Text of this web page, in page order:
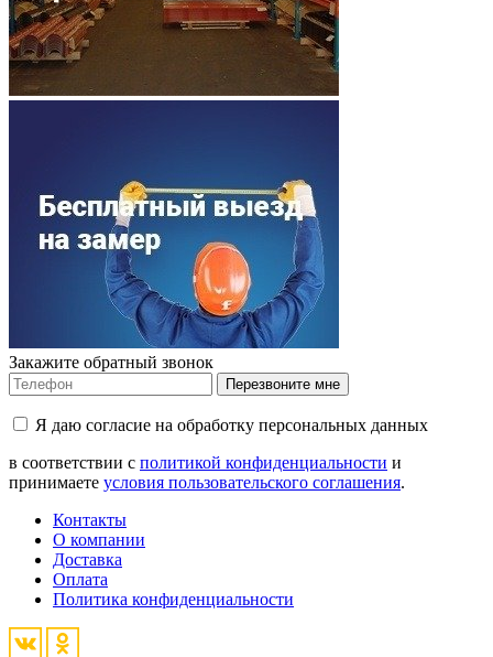
Закажите обратный звонок
Перезвоните мне
Я даю согласие на обработку персональных данных
в соответствии с политикой конфиденциальности и
принимаете условия пользовательского соглашения.
Контакты
О компании
Доставка
Оплата
Политика конфиденциальности